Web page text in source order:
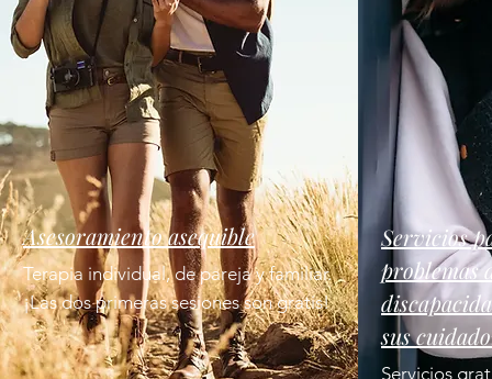
Asesoramiento asequible
Terapia individual, de pareja y familiar.
¡Las dos primeras sesiones son gratis!
Servicios
problemas
sus
Servicios